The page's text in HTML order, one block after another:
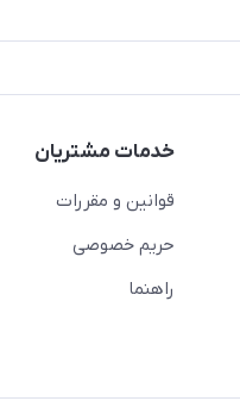
خدمات مشتریان
قوانین و مقررات
حریم خصوصی
راهنما